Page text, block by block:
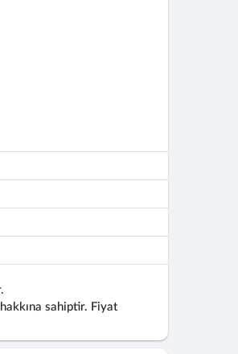
sahiptir. Fiyat